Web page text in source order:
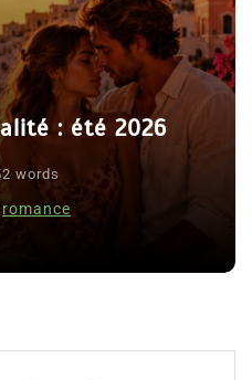
: été 2026
words
romance